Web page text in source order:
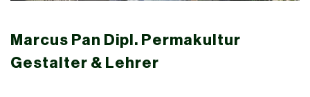
Marcus Pan Dipl. Permakultur
Gestalter & Lehrer